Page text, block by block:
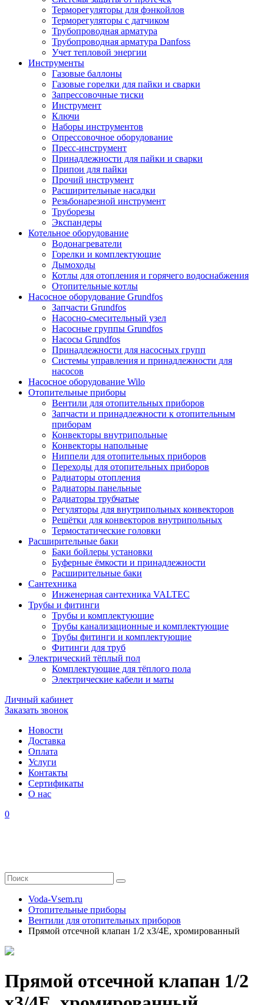
Терморегуляторы для фэнкойлов
Терморегуляторы с датчиком
Трубопроводная арматура
Трубопроводная арматура Danfoss
Учет тепловой энергии
Инструменты
Газовые баллоны
Газовые горелки для пайки и сварки
Запрессовочные тиски
Инструмент
Ключи
Наборы инструментов
Опрессовочное оборудование
Пресс-инструмент
Принадлежности для пайки и сварки
Припои для пайки
Прочий инструмент
Расширительные насадки
Резьбонарезной инструмент
Труборезы
Экспандеры
Котельное оборудование
Водонагреватели
Горелки и комплектующие
Дымоходы
Котлы для отопления и горячего водоснабжения
Отопительные котлы
Насосное оборудование Grundfos
Запчасти Grundfos
Насосно-смесительный узел
Насосные группы Grundfos
Насосы Grundfos
Принадлежности для насосных групп
Системы управления и принадлежности для
насосов
Насосное оборудование Wilo
Отопительные приборы
Вентили для отопительных приборов
Запчасти и принадлежности к отопительным
приборам
Конвекторы внутрипольные
Конвекторы напольные
Ниппели для отопительных приборов
Переходы для отопительных приборов
Радиаторы отопления
Радиаторы панельные
Радиаторы трубчатые
Регуляторы для внутрипольных конвекторов
Решётки для конвекторов внутрипольных
Термостатические головки
Расширительные баки
Баки бойлеры установки
Буферные ёмкости и принадлежности
Расширительные баки
Сантехника
Инженерная сантехника VALTEC
Трубы и фитинги
Трубы и комплектующие
Трубы канализационные и комплектующие
Трубы фитинги и комплектующие
Фитинги для труб
Электрический тёплый пол
Комплектующие для тёплого пола
Электрические кабели и маты
Личный кабинет
Заказать звонок
Новости
Доставка
Оплата
Услуги
Контакты
Cертификаты
О нас
0
Voda-Vsem.ru
Отопительные приборы
Вентили для отопительных приборов
Прямой отсечной клапан 1/2 x3/4E, хромированный
Прямой отсечной клапан 1/2